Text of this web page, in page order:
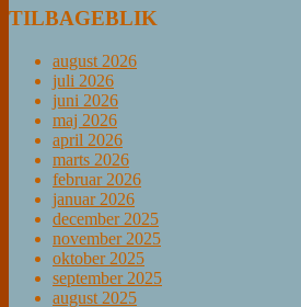
TILBAGEBLIK
august 2026
juli 2026
juni 2026
maj 2026
april 2026
marts 2026
februar 2026
januar 2026
december 2025
november 2025
oktober 2025
september 2025
august 2025